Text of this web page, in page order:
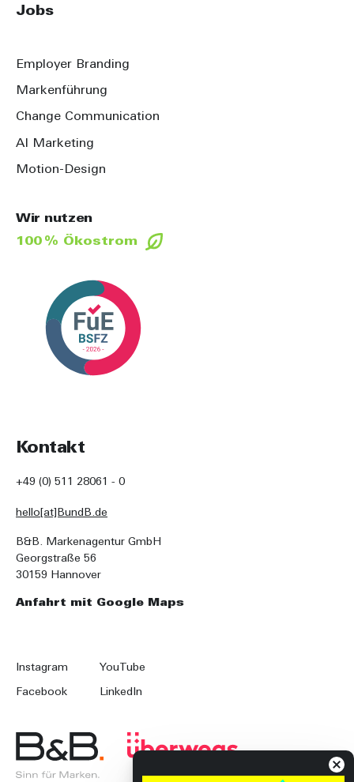
Jobs
Kontakt
+49 (0) 511 28061 - 0
hello[at]BundB.de
B&B. Markenagentur GmbH
Georgstraße 56
30159 Hannover
Anfahrt mit Google Maps
Wir nutzen
100 % Ökostrom
Employer Branding
Markenführung
Change Communication
AI Marketing
Motion-Design
Instagram YouTube
Facebook LinkedIn